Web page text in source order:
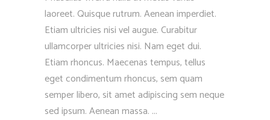
laoreet. Quisque rutrum. Aenean imperdiet.
Etiam ultricies nisi vel augue. Curabitur
ullamcorper ultricies nisi. Nam eget dui.
Etiam rhoncus. Maecenas tempus, tellus
eget condimentum rhoncus, sem quam
semper libero, sit amet adipiscing sem neque
sed ipsum. Aenean massa.